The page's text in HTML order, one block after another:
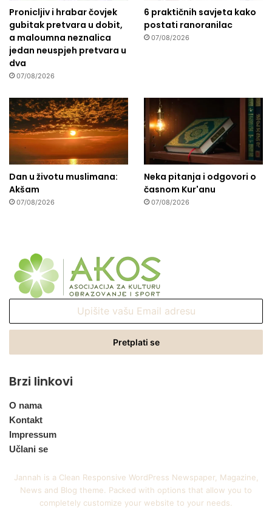
Pronicljiv i hrabar čovjek
gubitak pretvara u dobit,
a maloumna neznalica
jedan neuspjeh pretvara u
dva
07/08/2026
6 praktičnih savjeta kako
postati ranoranilac
07/08/2026
Dan u životu muslimana:
Akšam
07/08/2026
Neka pitanja i odgovori o
časnom Kur'anu
07/08/2026
Email
Brzi linkovi
O nama
Kontakt
Impressum
Učlani se
Jannah is a Clean Responsive WordPress Newspaper, Magazine,
News and Blog theme. Packed with options that allow you to
completely customize your website to your needs.